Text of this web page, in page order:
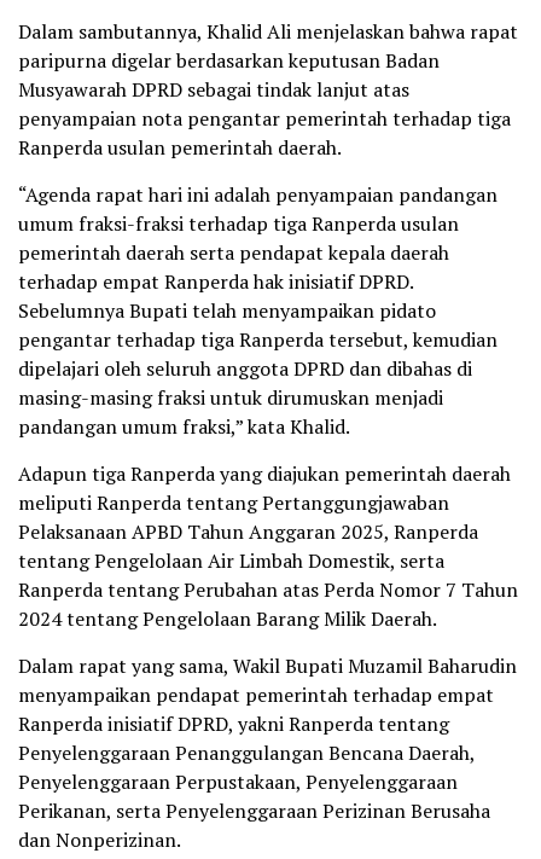
Dalam sambutannya, Khalid Ali menjelaskan bahwa rapat
paripurna digelar berdasarkan keputusan Badan
Musyawarah DPRD sebagai tindak lanjut atas
penyampaian nota pengantar pemerintah terhadap tiga
Ranperda usulan pemerintah daerah.
“Agenda rapat hari ini adalah penyampaian pandangan
umum fraksi-fraksi terhadap tiga Ranperda usulan
pemerintah daerah serta pendapat kepala daerah
terhadap empat Ranperda hak inisiatif DPRD.
Sebelumnya Bupati telah menyampaikan pidato
pengantar terhadap tiga Ranperda tersebut, kemudian
dipelajari oleh seluruh anggota DPRD dan dibahas di
masing-masing fraksi untuk dirumuskan menjadi
pandangan umum fraksi,” kata Khalid.
Adapun tiga Ranperda yang diajukan pemerintah daerah
meliputi Ranperda tentang Pertanggungjawaban
Pelaksanaan APBD Tahun Anggaran 2025, Ranperda
tentang Pengelolaan Air Limbah Domestik, serta
Ranperda tentang Perubahan atas Perda Nomor 7 Tahun
2024 tentang Pengelolaan Barang Milik Daerah.
Dalam rapat yang sama, Wakil Bupati Muzamil Baharudin
menyampaikan pendapat pemerintah terhadap empat
Ranperda inisiatif DPRD, yakni Ranperda tentang
Penyelenggaraan Penanggulangan Bencana Daerah,
Penyelenggaraan Perpustakaan, Penyelenggaraan
Perikanan, serta Penyelenggaraan Perizinan Berusaha
dan Nonperizinan.